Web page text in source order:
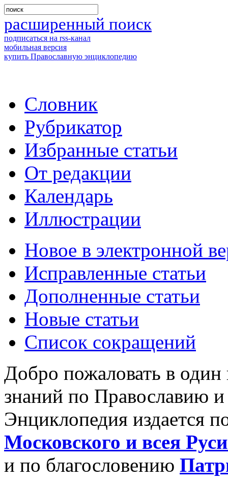
расширенный поиск
подписаться на rss-канал
мобильная версия
купить Православную энциклопедию
Словник
Рубрикатор
Избранные статьи
От редакции
Календарь
Иллюстрации
Новое в электронной
Исправленные статьи
Дополненные статьи
Новые статьи
Список сокращений
Добро пожаловать в
знаний по Православию
Энциклопедия издается
Московского и всея
и по благословению